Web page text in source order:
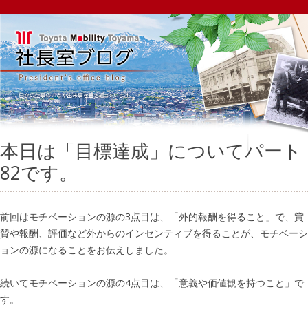
本日は「目標達成」についてパート
82です。
前回はモチベーションの源の3点目は、「外的報酬を得ること」で、賞
賛や報酬、評価など外からのインセンティブを得ることが、モチベーシ
ョンの源になることをお伝えしました。
続いてモチベーションの源の4点目は、「意義や価値観を持つこと」で
す。